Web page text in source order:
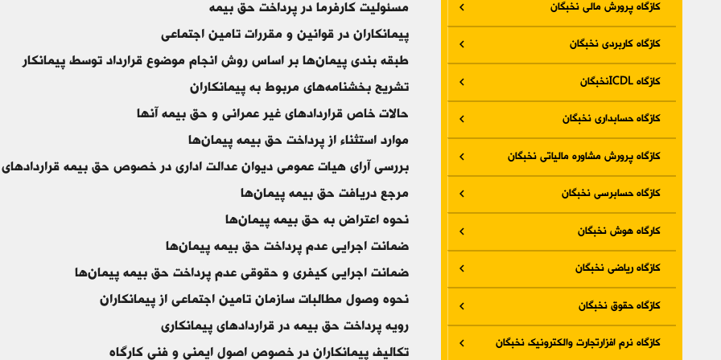
کازگاه پرورش مالی نخبگان
کازگاه کاربردی نخبگان
کازگاه ICDLنخبگان
کازگاه حسابداری نخبگان
کازگاه پرورش مشاوره مالیاتی نخبگان
کازگاه حسابرسی نخبگان
کارگاه هوش نخبگان
کازگاه ریاضی نخبگان
کازگاه حقوق نخبگان
کازگاه نرم افزارتجارت والکترونیک نخبگان
مسئولیت کارفرما در پرداخت حق بیمه
پیمانکاران در قوانین و مقررات تامین اجتماعی
طبقه بندی پیمان‌ها بر اساس روش انجام موضوع قرارداد توسط پیمانکار
تشریح بخشنامه‌های مربوط به پیمانکاران
حالات خاص قراردادهای غیر عمرانی و حق بیمه آنها
موارد استثناء از پرداخت حق بیمه پیمان‌ها
بررسی آرای هیات عمومی دیوان عدالت اداری در خصوص حق بیمه قراردادهای
مرجع دریافت حق بیمه پیمان‌ها
نحوه اعتراض به حق بیمه پیمان‌ها
ضمانت اجرایی عدم پرداخت حق بیمه پیمان‌ها
ضمانت اجرایی کیفری و حقوقی عدم پرداخت حق بیمه پیمان‌ها
نحوه وصول مطالبات سازمان تامین اجتماعی از پیمانکاران
رویه پرداخت حق بیمه در قراردادهای پیمانکاری
تکالیف پیمانکاران در خصوص اصول ایمنی و فنی کارگاه